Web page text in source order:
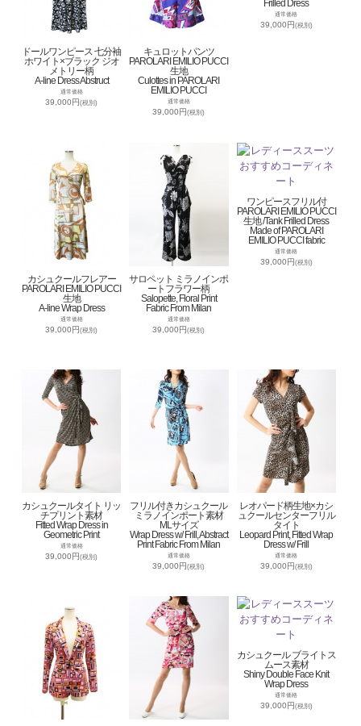
ドールワンピース 七分袖
ホワイト×ブラック ジオ
メトリー柄
A-line Dress Abstruct
通常価格
39,000円(税別)
キュロットパンツ
PAROLARI EMILIO PUCCI
生地
Culottes in PAROLARI
EMILIO PUCCI
通常価格
39,000円(税別)
Frilled Dress
通常価格
39,000円(税別)
カシュクールフレアー
PAROLARI EMILIO PUCCI
生地
A-line Wrap Dress
通常価格
39,000円(税別)
サロペット ミラノインポ
ートフラワー柄
Salopette, Floral Print
Fabric From Milan
通常価格
39,000円(税別)
ワンピースフリル付
PAROLARI EMILIO PUCCI
生地 /Tank Frilled Dress
Made of PAROLARI
EMILIO PUCCI fabric
通常価格
39,000円(税別)
カシュクールタイト リッ
チプリント素材
Fitted Wrap Dress in
Geometric Print
通常価格
39,000円(税別)
フリル付きカシュクール
ミラノインポート素材
MLサイズ
Wrap Dress w/ Frill, Abstract
Print Fabric From Milan
通常価格
39,000円(税別)
レオパード柄生地×カシ
ュクールセンターフリル
タイト
Leopard Print, Fitted Wrap
Dress w/ Frill
通常価格
39,000円(税別)
カシュクール ブライトス
ムース素材
Shiny Double Face Knit
Wrap Dress
通常価格
39,000円(税別)